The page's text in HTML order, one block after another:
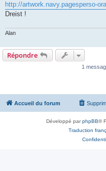
http://artwork.navy.pagesperso-
Dreist !
Alan
Répondre
1
Accueil du forum
Développé parphpBB®
Traduction